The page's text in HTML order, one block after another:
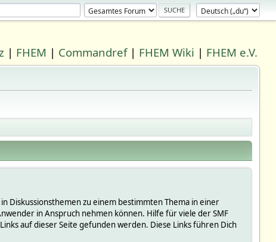
| FHEM | Commandref| FHEM Wiki | FHEM e.V.
Diskussionsthemen zu einem bestimmten Thema in einer
in Anspruch nehmen können. Hilfe für viele der SMF
auf dieser Seite gefunden werden. Diese Links führen Dich